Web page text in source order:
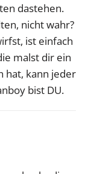
dastehen.
nicht wahr?
ist einfach
malst dir ein
hat, kann jeder
bist DU.